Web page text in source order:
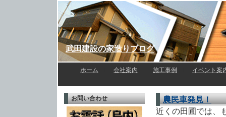
武田建設の家造りブログ
ホーム 会社案内 施工事例 イベント案
農民車発見！
近くの田圃では、
お問い合わせ